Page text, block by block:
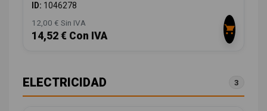
ID: 1046278
12,00 € Sin IVA
14,52 € Con IVA
ELECTRICIDAD 3